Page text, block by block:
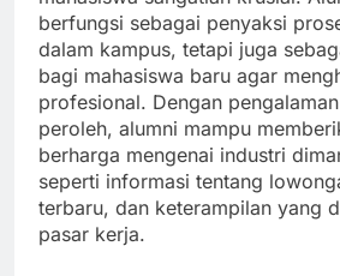
berfungsi sebagai penyaksi
dalam kampus, tetapi juga
bagi mahasiswa baru agar
profesional. Dengan
peroleh, alumni mampu
berharga mengenai industri
seperti informasi tentang
terbaru, dan keterampilan yang
pasar kerja.